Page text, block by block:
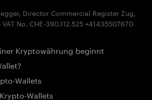
Director Commercial Register Zug,
Kryptowährung beginnt
Wallets
Wallets